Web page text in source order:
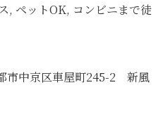
ットOK, コンビニまで徒
市中京区車屋町245-2 新風